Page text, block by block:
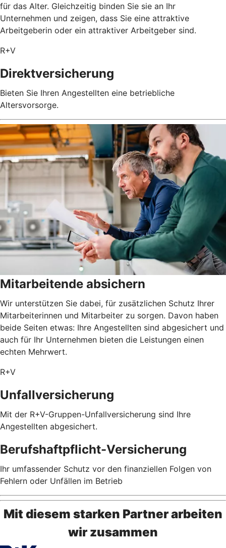
für das Alter. Gleichzeitig binden Sie sie an Ihr
Unternehmen und zeigen, dass Sie eine attraktive
Arbeitgeberin oder ein attraktiver Arbeitgeber sind.
R+V
Direktversicherung
Bieten Sie Ihren Angestellten eine betriebliche
Altersvorsorge.
Mitarbeitende absichern
Wir unterstützen Sie dabei, für zusätzlichen Schutz Ihrer
Mitarbeiterinnen und Mitarbeiter zu sorgen. Davon haben
beide Seiten etwas: Ihre Angestellten sind abgesichert und
auch für Ihr Unternehmen bieten die Leistungen einen
echten Mehrwert.
R+V
Unfallversicherung
Mit der R+V-Gruppen-Unfallversicherung sind Ihre
Angestellten abgesichert.
Berufshaftpflicht-Versicherung
Ihr umfassender Schutz vor den finanziellen Folgen von
Fehlern oder Unfällen im Betrieb
Mit diesem starken Partner arbeiten
wir zusammen